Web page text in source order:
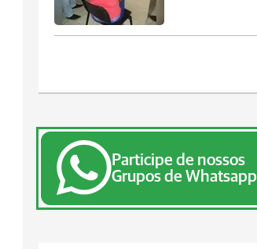
Participe de nossos
Grupos de Whatsapp